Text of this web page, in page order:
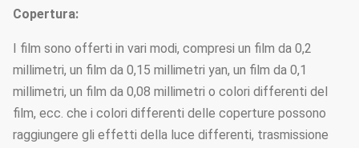
Copertura:
I film sono offerti in vari modi, compresi un film da 0,2
millimetri, un film da 0,15 millimetri yan, un film da 0,1
millimetri, un film da 0,08 millimetri o colori differenti del
film, ecc. che i colori differenti delle coperture possono
raggiungere gli effetti della luce differenti, trasmissione